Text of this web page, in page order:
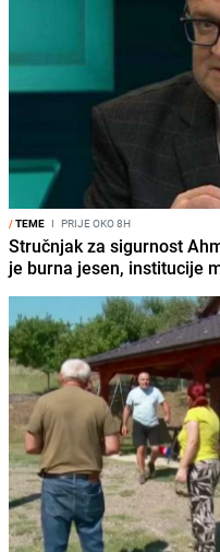
/TEME I PRIJE OKO 8H
Stručnjak za sigurnost
je burna jesen, institucije